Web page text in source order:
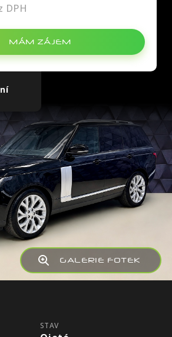
KARIÉRA
AUTOSERVIS
DPH
MÁM ZÁJEM
GALERIE FOTEK
STAV